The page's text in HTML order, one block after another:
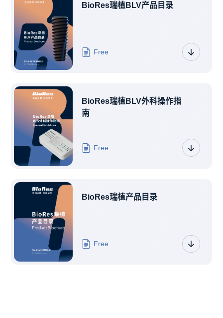
BioRes瑞植BLV产品目录
Free
BioRes瑞植BLV外科操作指
南
Free
BioRes瑞植产品目录
Free